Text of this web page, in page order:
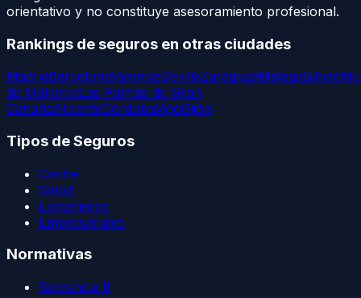
orientativo y no constituye asesoramiento profesional.
Rankings de seguros en otras ciudades
MadridBarcelonaValenciaSevillaZaragozaMálagaBilbao
de MallorcaLas Palmas de Gran
CanariaAlicanteCórdobaVigoGijón
Tipos de Seguros
Coche
Salud
Extranjeros
Empresariales
Normativas
Solvencia II